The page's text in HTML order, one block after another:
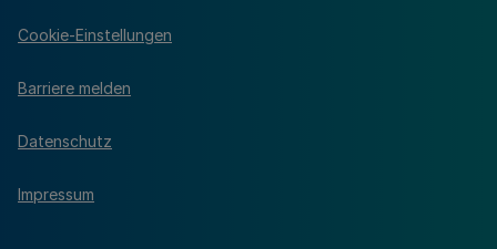
Cookie-Einstellungen
Barriere melden
Datenschutz
Impressum